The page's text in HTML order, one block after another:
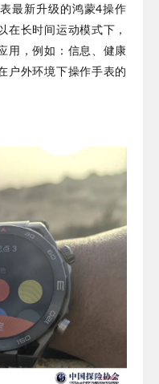
最新升级的鸿蒙4操作
在长时间运动模式下，
用，例如： 信息、健康
户外环境下操作手表的